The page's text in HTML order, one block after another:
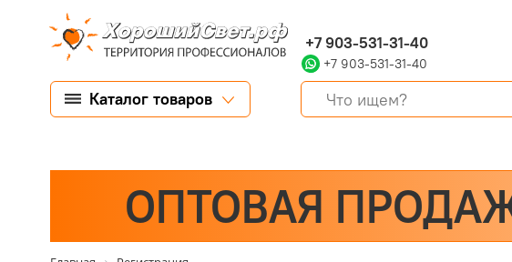
+7 903-531-31-40
+7 903-531-31-40
Каталог товаров
ОПТОВАЯ